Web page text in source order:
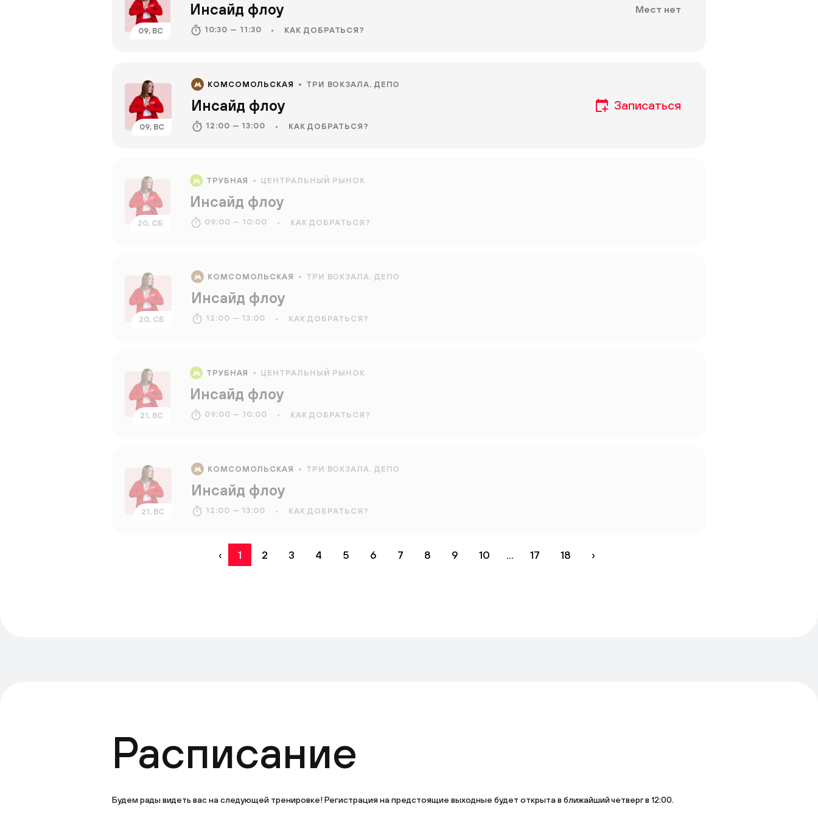
09, ВС
Инсайд флоу
10:30 — 11:30 • КАК ДОБРАТЬСЯ?
Мест нет
09, ВС
КОМСОМОЛЬСКАЯ ТРИ ВОКЗАЛА. ДЕПО
Инсайд флоу
12:00 — 13:00 • КАК ДОБРАТЬСЯ?
20, СБ
ТРУБНАЯ ЦЕНТРАЛЬНЫЙ РЫНОК
Инсайд флоу
09:00 — 10:00 • КАК ДОБРАТЬСЯ?
20, СБ
КОМСОМОЛЬСКАЯ ТРИ ВОКЗАЛА. ДЕПО
Инсайд флоу
12:00 — 13:00 • КАК ДОБРАТЬСЯ?
21, ВС
ТРУБНАЯ ЦЕНТРАЛЬНЫЙ РЫНОК
Инсайд флоу
09:00 — 10:00 • КАК ДОБРАТЬСЯ?
21, ВС
КОМСОМОЛЬСКАЯ ТРИ ВОКЗАЛА. ДЕПО
Инсайд флоу
12:00 — 13:00 • КАК ДОБРАТЬСЯ?
‹ 1 2 3 4 5 6 7 8 9 10 ... 17 18 ›
Расписание
Будем рады видеть вас на следующей тренировке! Регистрация на предстоящие выходные будет открыта в ближайший четверг в 12:00.